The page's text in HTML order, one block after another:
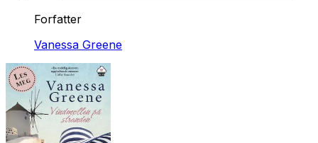
Forfatter
Vanessa Greene